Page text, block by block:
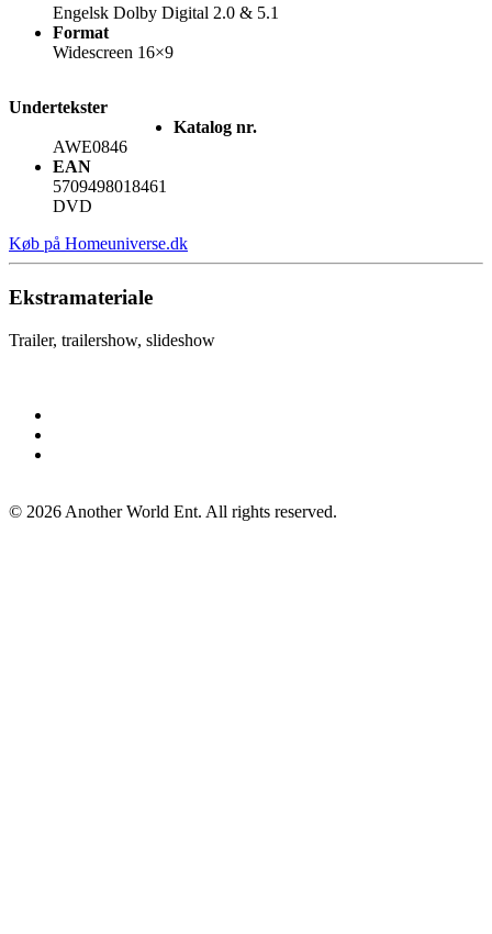
Engelsk Dolby Digital 2.0 & 5.1
Format
Widescreen 16×9
Undertekster
Katalog nr.
AWE0846
EAN
5709498018461
DVD
Køb på Homeuniverse.dk
Ekstramateriale
Trailer, trailershow, slideshow
© 2026 Another World Ent. All rights reserved.